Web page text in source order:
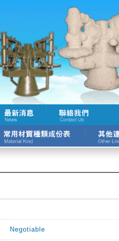
Negotiable